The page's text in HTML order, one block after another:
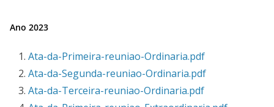
Ano 2023
Ata-da-Primeira-reuniao-Ordinaria.pdf
Ata-da-Segunda-reuniao-Ordinaria.pdf
Ata-da-Terceira-reuniao-Ordinaria.pdf